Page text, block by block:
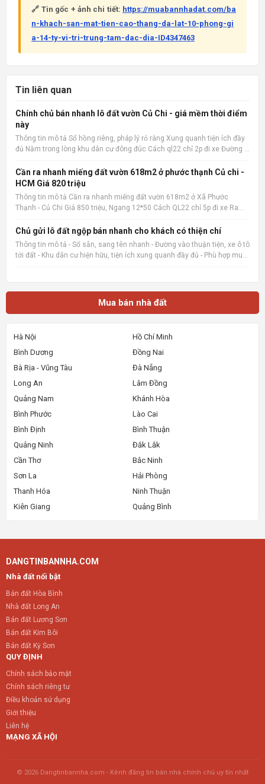
🔗 Tin gốc + ảnh chi tiết: https://muabannhadat.com/ba
n-khach-san-mat-tien-cao-thang-da-lat-10-phong-gi
a-14-ty-vi-tri-trung-tam-dac-dia-ID4347463
Tin liên quan
Chính chủ bán nhanh lô đất vườn Củ Chi - giá mềm thời điểm
này
Thông tin mô tả Sổ hồng riêng, pháp lý rỏ ràng Xung quanh tiện ích đầy
đủ Nằm trong lòng khu dân cư đông đúc Cách ql22 chỉ 2p đi xe Đường ô
Muabannhadat.com &mdash; Sàn rao vặt nhà đất uy tín 🔗
Cần ra nhanh miếng đất vườn 618m2 ở phước thạnh Củ chi -
HCM Giá 820 triệu
Thông tin mô tả Cần ra nhanh miếng đất vườn 618m2 ở Xã Phước
Thạnh - Củ Chi Giá 850 triệu, Ngang 12*50 Cách QL22 chỉ 5p đi xe Ra
600m 📌 Nguồn tin: Muabannhadat.com &mdash; Sàn rao vặt
Chủ gửi lô đất ngộp bán nhanh cho khách có thiện chí
Thông tin mô tả - Sổ sẵn, sang tên nhanh - Đường vào thuận tiện, xe ô tô
tới đất - Khu dân cư hiện hữu, tiện ích xung quanh đầy đủ - Phù hợp mua
Mua bán nhà đất
Hà Nội
Hồ Chí Minh
Bình Dương
Đồng Nai
Bà Rịa - Vũng Tàu
Đà Nẵng
Long An
Lâm Đồng
Quảng Nam
Khánh Hòa
Bình Phước
Lào Cai
Bình Định
Bình Thuận
Quảng Ninh
Đắk Lắk
Cần Thơ
Bắc Ninh
Sơn La
Hải Phòng
Thanh Hóa
Ninh Thuận
Kiên Giang
Quảng Bình
DANGTINBANNHA.COM
Nhà đất nổi bật
Bán đất Hòa Bình
Nhà đất Long An
Bán đất Lương Sơn
Bán đất Kim Bôi
Bán đất Kỳ Sơn
QUY ĐỊNH
Chính sách bảo mật
Chính sách riêng tư
Điều khoản sử dụng
Giới thiệu
Liên hệ
MẠNG XÃ HỘI
© 2026 Dangtinbannha.com - Kênh đăng tin bán nhà chính chủ uy tín nhất